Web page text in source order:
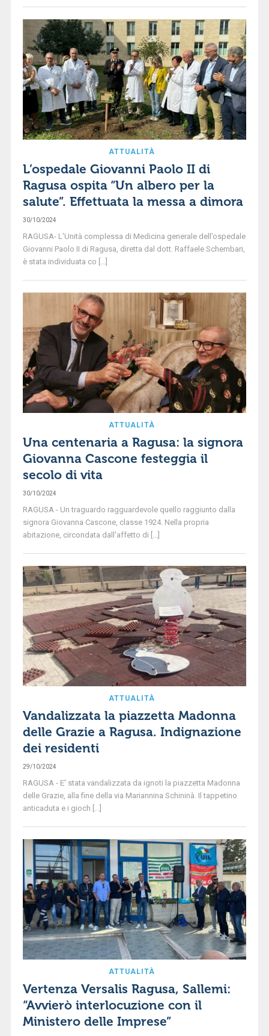
ATTUALITÀ
L’ospedale Giovanni Paolo II di
Ragusa ospita “Un albero per la
salute”. Effettuata la messa a dimora
30/10/2024
RAGUSA- L’Unità complessa di Medicina generale dell’ospedale
Giovanni Paolo II di Ragusa, diretta dal dott. Raffaele Schembari,
è stata individuata co [...]
ATTUALITÀ
Una centenaria a Ragusa: la signora
Giovanna Cascone festeggia il
secolo di vita
30/10/2024
RAGUSA - Un traguardo ragguardevole quello raggiunto dalla
signora Giovanna Cascone, classe 1924. Nella propria
abitazione, circondata dall'affetto di [...]
ATTUALITÀ
Vandalizzata la piazzetta Madonna
delle Grazie a Ragusa. Indignazione
dei residenti
29/10/2024
RAGUSA - E' stata vandalizzata da ignoti la piazzetta Madonna
delle Grazie, alla fine della via Mariannina Schininà. Il tappetino
anticaduta e i gioch [...]
ATTUALITÀ
Vertenza Versalis Ragusa, Sallemi:
“Avvierò interlocuzione con il
Ministero delle Imprese”